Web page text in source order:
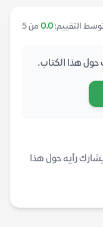
التقييم:0.0 من 5
حول هذا الكتاب.
رأيه حول هذا